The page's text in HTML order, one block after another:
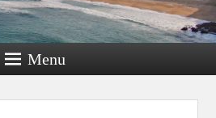
Menu